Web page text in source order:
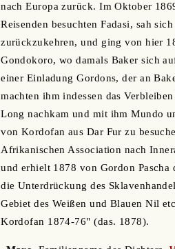
nach Europa zurück. Im Oktober
Reisenden besuchten Fadasi, sah
zurückzukehren, und ging von hier
Gondokoro, wo damals Baker sich
einer Einladung Gordons, der an
machten ihm indessen das
Long nachkam und mit ihm Mundo
von Kordofan aus Dar Fur zu
Afrikanischen Association nach
und erhielt 1878 von Gordon
die Unterdrückung des
Gebiet des Weißen und Blauen Nil
Kordofan 1874-76" (das. 1878).